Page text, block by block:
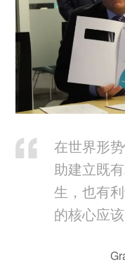
在世界形
助建立既
生，也有
的核心应